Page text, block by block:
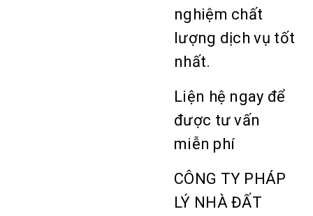
nghiệm chất
lượng dịch vụ tốt
nhất.
Liện hệ ngay để
được tư vấn
miễn phí
CÔNG TY PHÁP
LÝ NHÀ ĐẤT